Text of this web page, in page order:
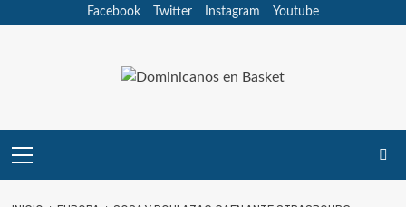
Facebook Twitter Instagram Youtube
principal